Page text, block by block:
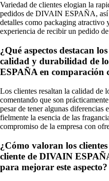
Variedad de clientes elogian la
pedidos de DIVAIN ESPAÑA, así
detalles como packaging atractivo
experiencia de recibir un pedido
¿Qué aspectos destacan
calidad y durabilidad de
ESPAÑA en comparación
Los clientes resaltan la calidad
comentando que son
pesar de tener algunas diferencias
fielmente la esencia de las
compromiso de la empresa con
¿Cómo valoran los
cliente de DIVAIN
para mejorar este aspecto?